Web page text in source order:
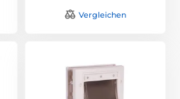
Vergleichen